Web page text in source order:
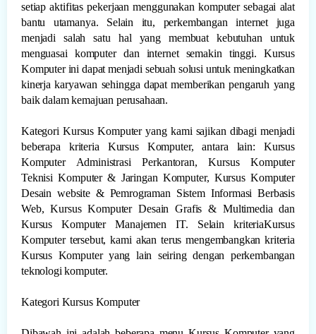
setiap aktifitas pekerjaan menggunakan komputer sebagai alat
bantu utamanya. Selain itu, perkembangan internet juga
menjadi salah satu hal yang membuat kebutuhan untuk
menguasai komputer dan internet semakin tinggi. Kursus
Komputer ini dapat menjadi sebuah solusi untuk meningkatkan
kinerja karyawan sehingga dapat memberikan pengaruh yang
baik dalam kemajuan perusahaan.
Kategori Kursus Komputer yang kami sajikan dibagi menjadi
beberapa kriteria Kursus Komputer, antara lain: Kursus
Komputer Administrasi Perkantoran, Kursus Komputer
Teknisi Komputer & Jaringan Komputer, Kursus Komputer
Desain website & Pemrograman Sistem Informasi Berbasis
Web, Kursus Komputer Desain Grafis & Multimedia dan
Kursus Komputer Manajemen IT. Selain kriteriaKursus
Komputer tersebut, kami akan terus mengembangkan kriteria
Kursus Komputer yang lain seiring dengan perkembangan
teknologi komputer.
Kategori Kursus Komputer